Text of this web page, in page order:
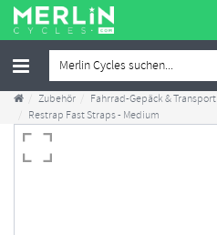
Zubehör Fahrrad-Gepäck & Transport
Restrap Fast Straps - Medium